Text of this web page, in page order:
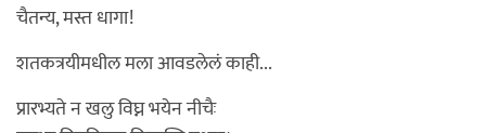
चैतन्य, मस्त धागा!
शतकत्रयीमधील मला आवडलेलं काही...
प्रारभ्यते न खलु विघ्न भयेन नीचैः